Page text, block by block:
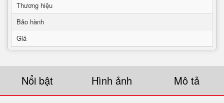
Thương hiệu
Bảo hành
Giá
Nổi bật Hình ảnh Mô tả